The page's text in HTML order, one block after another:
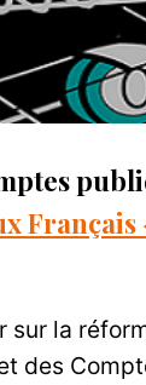
Français
sur la
des